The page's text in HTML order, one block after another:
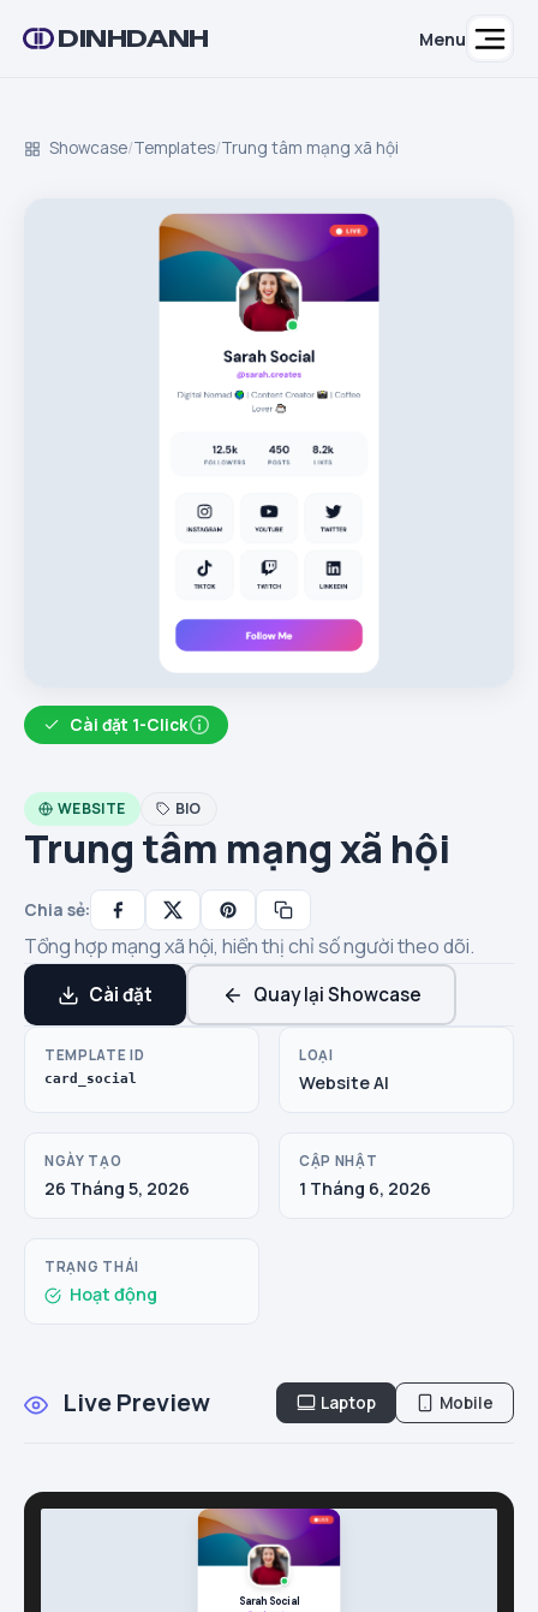
DINHDANH Menu
Showcase/Templates/Trung tâm mạng xã hội
Cài đặt 1-Click
WEBSITE BIO
Trung tâm mạng xã hội
Chia sẻ:
Tổng hợp mạng xã hội, hiển thị chỉ số người theo dõi.
Cài đặt Quay lại Showcase
TEMPLATE ID
card_social
LOẠI
Website AI
NGÀY TẠO
26 Tháng 5, 2026
CẬP NHẬT
1 Tháng 6, 2026
TRẠNG THÁI
Hoạt động
Live Preview Laptop Mobile